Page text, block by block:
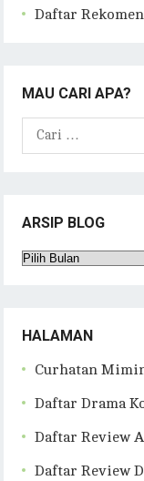
Daftar
MAU CARI APA?
Cari
ARSIP BLOG
Arsip
HALAMAN
Curhatan
Daftar Drama
Daftar Review
Daftar Review